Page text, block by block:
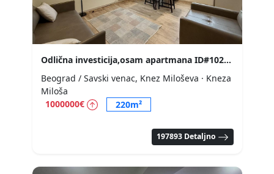
Odlična investicija,osam apartmana ID#10202
Beograd / Savski venac, Knez Miloševa · Kneza
Miloša
1000000€
220m²
197893 Detaljno